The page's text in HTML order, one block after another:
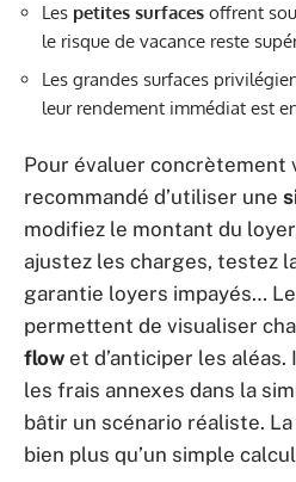
Les petites surfaces offrent
le risque de vacance reste
Les grandes surfaces
leur rendement immédiat est
Pour évaluer concrètement
recommandé d’utiliser une
modifiez le montant du
ajustez les charges, testez
garantie loyers impayés…
permettent de visualiser
flow et d’anticiper les
les frais annexes dans la
bâtir un scénario réaliste.
bien plus qu’un simple